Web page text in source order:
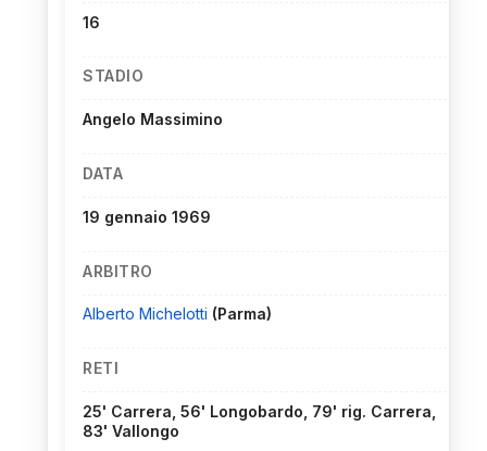
16
STADIO
Angelo Massimino
DATA
19 gennaio 1969
ARBITRO
Alberto Michelotti (Parma)
RETI
25' Carrera, 56' Longobardo, 79' rig. Carrera,
83' Vallongo